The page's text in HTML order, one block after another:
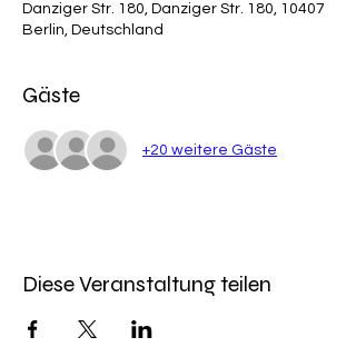
Danziger Str. 180, Danziger Str. 180, 10407
Berlin, Deutschland
Gäste
+20 weitere Gäste
Diese Veranstaltung teilen